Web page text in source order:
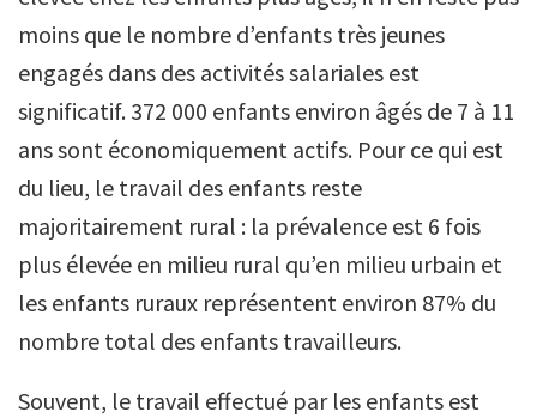
moins que le nombre d’enfants très jeunes
engagés dans des activités salariales est
significatif. 372 000 enfants environ âgés de 7 à 11
ans sont économiquement actifs. Pour ce qui est
du lieu, le travail des enfants reste
majoritairement rural : la prévalence est 6 fois
plus élevée en milieu rural qu’en milieu urbain et
les enfants ruraux représentent environ 87% du
nombre total des enfants travailleurs.
Souvent, le travail effectué par les enfants est